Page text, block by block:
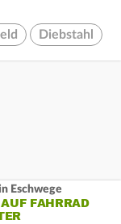
Diebstahl
Eschwege
FAHRRAD